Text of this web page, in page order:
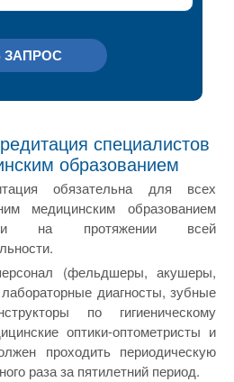
ЗАПРОС
специалистов
образованием
обязательна для всех
медицинским образованием
на протяжении всей
(фельдшеры, акушеры,
диагносты, зубные
по гигиеническому
оптики-оптометристы и
проходить периодическую
раза за пятилетний период.